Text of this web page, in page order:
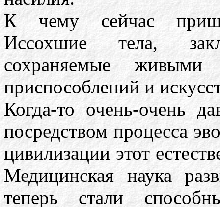
К чему сейчас
Иссохшие тела,
сохраняемые
приспособлений и
Когда-то очень-очень
посредством процесса
цивилизации этот
Медицинская наука
теперь стали